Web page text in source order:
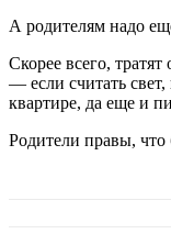
А родителям надо
Скорее всего,
— если считать
квартире, да еще и
Родители правы, что